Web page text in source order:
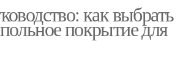
как выбрать
покрытие для